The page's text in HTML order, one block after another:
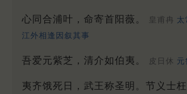
心同合浦叶，命寄首阳薇。 皇甫冉
江外相逢因叙其事
吾爱元紫芝，清介如伯夷。 皮日休 元
夷齐饿死日，武王称圣明。节义士